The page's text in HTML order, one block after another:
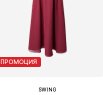
ПРОМОЦИЯ
SWING